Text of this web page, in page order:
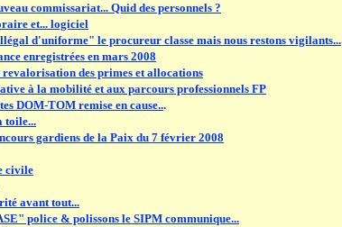
commissariat... Quid des personnels ?
et... logiciel
d'uniforme" le procureur classe mais nous restons vigilants...
enregistrées en mars 2008
des primes et allocations
à la mobilité et aux parcours professionnels FP
DOM-TOM remise en cause...
toile...
gardiens de la Paix du 7 février 2008
civile
avant tout...
police & polissons le SIPM communique...